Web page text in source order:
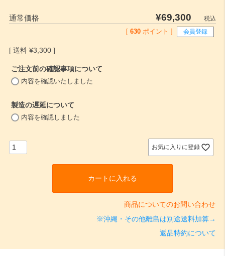
通常価格 ¥69,300
税込
630 ポイント ] 会員登録
¥3,300
ご注文前の確認事項について
内容を確認いたしました
製造の遅延について
(
内容を確認しました
お気に入りに登録
カートに入れる
商品についてのお問い合わせ
※沖縄・その他離島は別途送料加算→
返品特約について